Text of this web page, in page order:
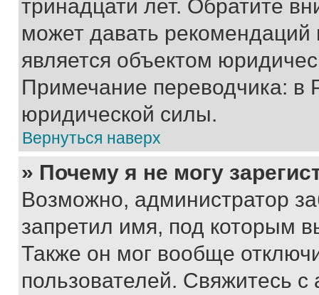
тринадцати лет. Обратите
может давать
является объектом
Примечание переводчика: в
юридической силы.
Вернуться наверх
» Почему я не могу
Возможно, администратор
запретил имя, под которым
Также он мог вообще
пользователей. Свяжитесь